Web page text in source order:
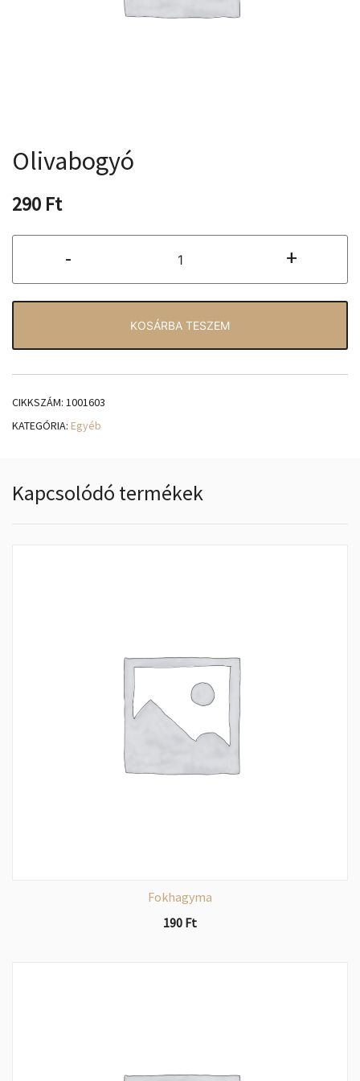
Olivabogyó
290 Ft
-
mennyiség
+
KOSÁRBA TESZEM
CIKKSZÁM: 1001603
KATEGÓRIA: Egyéb
Kapcsolódó termékek
Fokhagyma
190 Ft